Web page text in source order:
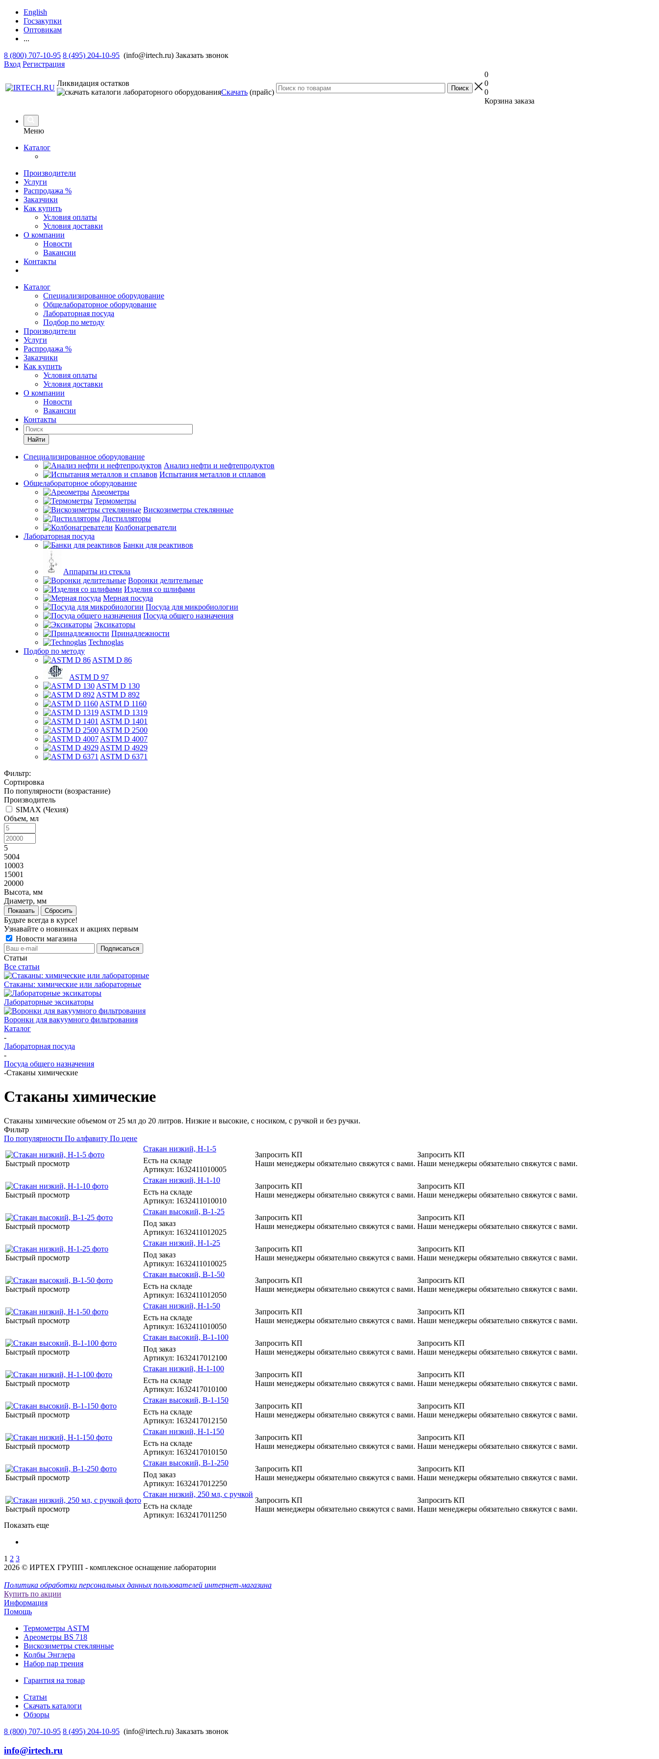
English
Госзакупки
Оптовикам
...
8 (800) 707-10-95 8 (495) 204-10-95 (info@irtech.ru) Заказать звонок
Вход Регистрация
Ликвидация остатков
Скачать (прайс)
0
0
0
Корзина заказа
Меню
Каталог
Производители
Услуги
Распродажа %
Заказчики
Как купить
Условия оплаты
Условия доставки
О компании
Новости
Вакансии
Контакты
Каталог
Специализированное оборудование
Общелабораторное оборудование
Лабораторная посуда
Подбор по методу
Производители
Услуги
Распродажа %
Заказчики
Как купить
Условия оплаты
Условия доставки
О компании
Новости
Вакансии
Контакты
Найти
Специализированное оборудование
Анализ нефти и нефтепродуктов
Испытания металлов и сплавов
Общелабораторное оборудование
Ареометры
Термометры
Вискозиметры стеклянные
Дистилляторы
Колбонагреватели
Лабораторная посуда
Банки для реактивов
Аппараты из стекла
Воронки делительные
Изделия со шлифами
Мерная посуда
Посуда для микробиологии
Посуда общего назначения
Эксикаторы
Принадлежности
Technoglas
Подбор по методу
ASTM D 86
ASTM D 97
ASTM D 130
ASTM D 892
ASTM D 1160
ASTM D 1319
ASTM D 1401
ASTM D 2500
ASTM D 4007
ASTM D 4929
ASTM D 6371
Фильтр:
Сортировка
По популярности (возрастание)
Производитель
SIMAX (Чехия)
Объем, мл
5
5004
10003
15001
20000
Высота, мм
Диаметр, мм
Показать Сбросить
Будьте всегда в курсе!
Узнавайте о новинках и акциях первым
Новости магазина
Статьи
Все статьи
Стаканы: химические или лабораторные
Лабораторные эксикаторы
Воронки для вакуумного фильтрования
Каталог
-
Лабораторная посуда
-
Посуда общего назначения
-Стаканы химические
Стаканы химические
Стаканы химические объемом от 25 мл до 20 литров. Низкие и высокие, с носиком, с ручкой и без ручки.
Фильтр
По популярности По алфавиту По цене
Быстрый просмотр
Стакан низкий, Н-1-5
Есть на складе
Артикул: 1632411010005
Запросить КП
Наши менеджеры обязательно свяжутся с вами.
Запросить КП
Наши менеджеры обязательно свяжутся с вами.
Быстрый просмотр
Стакан низкий, Н-1-10
Есть на складе
Артикул: 1632411010010
Запросить КП
Наши менеджеры обязательно свяжутся с вами.
Запросить КП
Наши менеджеры обязательно свяжутся с вами.
Быстрый просмотр
Стакан высокий, В-1-25
Под заказ
Артикул: 1632411012025
Запросить КП
Наши менеджеры обязательно свяжутся с вами.
Запросить КП
Наши менеджеры обязательно свяжутся с вами.
Быстрый просмотр
Стакан низкий, Н-1-25
Под заказ
Артикул: 1632411010025
Запросить КП
Наши менеджеры обязательно свяжутся с вами.
Запросить КП
Наши менеджеры обязательно свяжутся с вами.
Быстрый просмотр
Стакан высокий, В-1-50
Есть на складе
Артикул: 1632411012050
Запросить КП
Наши менеджеры обязательно свяжутся с вами.
Запросить КП
Наши менеджеры обязательно свяжутся с вами.
Быстрый просмотр
Стакан низкий, Н-1-50
Есть на складе
Артикул: 1632411010050
Запросить КП
Наши менеджеры обязательно свяжутся с вами.
Запросить КП
Наши менеджеры обязательно свяжутся с вами.
Быстрый просмотр
Стакан высокий, В-1-100
Под заказ
Артикул: 1632417012100
Запросить КП
Наши менеджеры обязательно свяжутся с вами.
Запросить КП
Наши менеджеры обязательно свяжутся с вами.
Быстрый просмотр
Стакан низкий, Н-1-100
Есть на складе
Артикул: 1632417010100
Запросить КП
Наши менеджеры обязательно свяжутся с вами.
Запросить КП
Наши менеджеры обязательно свяжутся с вами.
Быстрый просмотр
Стакан высокий, В-1-150
Есть на складе
Артикул: 1632417012150
Запросить КП
Наши менеджеры обязательно свяжутся с вами.
Запросить КП
Наши менеджеры обязательно свяжутся с вами.
Быстрый просмотр
Стакан низкий, Н-1-150
Есть на складе
Артикул: 1632417010150
Запросить КП
Наши менеджеры обязательно свяжутся с вами.
Запросить КП
Наши менеджеры обязательно свяжутся с вами.
Быстрый просмотр
Стакан высокий, В-1-250
Под заказ
Артикул: 1632417012250
Запросить КП
Наши менеджеры обязательно свяжутся с вами.
Запросить КП
Наши менеджеры обязательно свяжутся с вами.
Быстрый просмотр
Стакан низкий, 250 мл, с ручкой
Есть на складе
Артикул: 1632417011250
Запросить КП
Наши менеджеры обязательно свяжутся с вами.
Запросить КП
Наши менеджеры обязательно свяжутся с вами.
Показать еще
1 2 3
2026 © ИРТЕХ ГРУПП - комплексное оснащение лаборатории
Политика обработки персональных данных пользователей интернет-магазина
Купить по акции
Информация
Помощь
Термометры ASTM
Ареометры BS 718
Вискозиметры стеклянные
Колбы Энглера
Набор пар трения
Гарантия на товар
Статьи
Скачать каталоги
Обзоры
8 (800) 707-10-95 8 (495) 204-10-95 (info@irtech.ru) Заказать звонок
info@irtech.ru